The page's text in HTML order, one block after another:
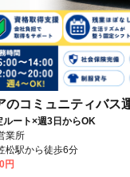
のコミュニティバス
ート×週3日からOK
業所
松駅から徒歩6分
円